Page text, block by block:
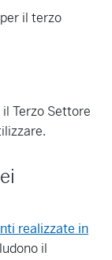
il terzo
Terzo Settore
realizzate in
il